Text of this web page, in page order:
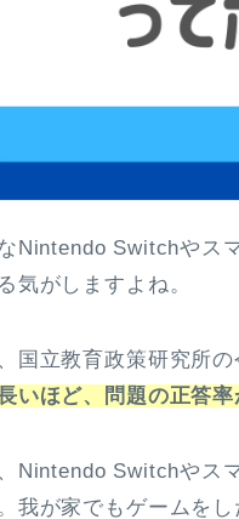
Nintendo Switchやス
気がしますよね。
国立教育政策研究所
いほど、問題の正答
Nintendo Switchやス
我が家でもゲームを